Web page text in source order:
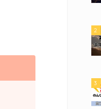
2
3